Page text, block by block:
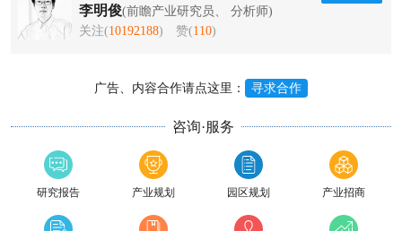
李明俊(前瞻产业研究员、 分析师)
关注(10192188) 赞(110)
广告、内容合作请点这里： 寻求合作
咨询·服务
研究报告 产业规划 园区规划 产业招商